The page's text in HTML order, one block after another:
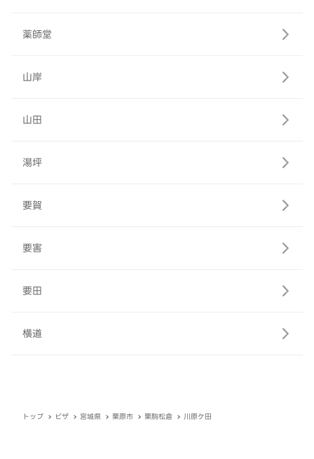
薬師堂
山岸
山田
湯坪
要賀
要害
要田
横道
トップ ピザ 宮城県 栗原市 栗駒松倉 川原ケ田